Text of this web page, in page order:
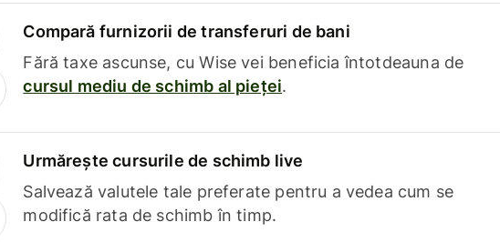
Compară furnizorii de transferuri de bani
Fără taxe ascunse, cu Wise vei beneficia întotdeauna de
cursul mediu de schimb al pieței.
Urmărește cursurile de schimb live
Salvează valutele tale preferate pentru a vedea cum se
modifică rata de schimb în timp.